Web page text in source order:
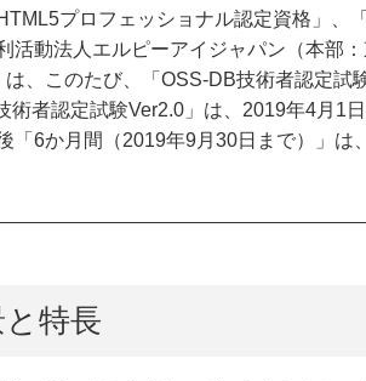
プロフェッショナル認定資格」、
活動法人エルピーアイジャパン（本部
は、このたび、「OSS-DB技術者認定試
術者認定試験Ver2.0」は、2019年4月1
「6か月間（2019年9月30日まで）」は
特長